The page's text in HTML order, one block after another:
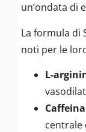
un’ondata di
La formula di
noti per le
L-
centrale